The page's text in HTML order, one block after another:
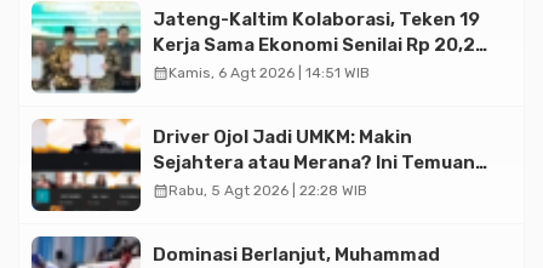
Jateng-Kaltim Kolaborasi, Teken 19
Kerja Sama Ekonomi Senilai Rp 20,2
Triliun
calendar_monthKamis, 6 Agt 2026 | 14:51 WIB
Driver Ojol Jadi UMKM: Makin
Sejahtera atau Merana? Ini Temuan
Diskusi Paramadina
calendar_monthRabu, 5 Agt 2026 | 22:28 WIB
Dominasi Berlanjut, Muhammad